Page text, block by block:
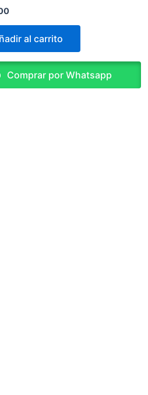
al carrito
Comprar por Whatsapp